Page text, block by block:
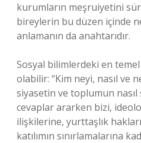
kurumların meşruiyetini
bireylerin bu düzen içinde
anlamanın da anahtarıdır.
Sosyal bilimlerdeki en
olabilir: “Kim neyi, nasıl ve
siyasetin ve toplumun
cevaplar ararken bizi,
ilişkilerine, yurttaşlık
katılımın sınırlamalarına